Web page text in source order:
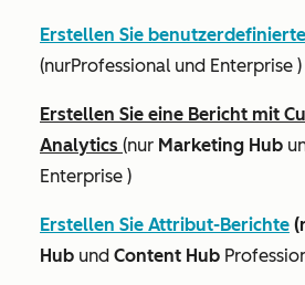
Erstellen Sie
(nurProfessional und Enterprise )
Erstellen Sie eine Bericht mit
Analytics (nur Marketing Hub
Enterprise )
Erstellen Sie Attribut-Berichte
Hub und Content Hub